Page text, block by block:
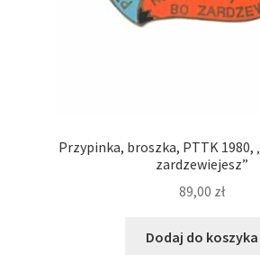
Przypinka, broszka, PTTK 1980,
zardzewiejesz”
89,00 zł
Dodaj do koszyka